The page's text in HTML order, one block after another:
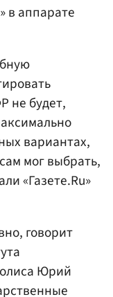
в аппарате
не будет,
вариантах,
мог выбрать,
«Газете.Ru»
говорит
Юрий